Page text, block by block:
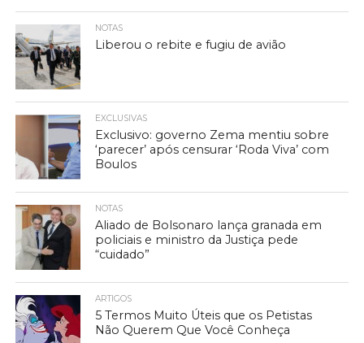
NOTAS
Liberou o rebite e fugiu de avião
EXCLUSIVAS
Exclusivo: governo Zema mentiu sobre
‘parecer’ após censurar ‘Roda Viva’ com
Boulos
NOTAS
Aliado de Bolsonaro lança granada em
policiais e ministro da Justiça pede
“cuidado”
ARTIGOS
5 Termos Muito Úteis que os Petistas
Não Querem Que Você Conheça